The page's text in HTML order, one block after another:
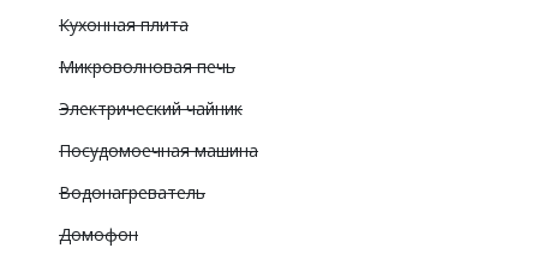
Кухонная плита
Микроволновая печь
Электрический чайник
Посудомоечная машина
Водонагреватель
Домофон